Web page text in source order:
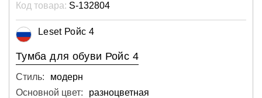
Код товара: S-132804
Leset Ройс 4
Тумба для обуви Ройс 4
Стиль:
модерн
Основной цвет:
разноцветная